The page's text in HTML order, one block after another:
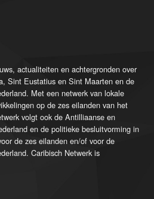
actualiteiten en achtergronden over
Sint Eustatius en Sint Maarten en de
Met een netwerk van lokale
op de zes eilanden van het
volgt ook de Antilliaanse en
en de politieke besluitvorming in
de zes eilanden en/of voor de
Caribisch Netwerk is